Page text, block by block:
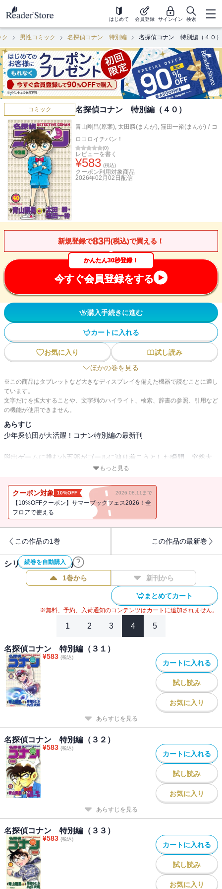
はじめて 会員登録 サインイン 検索
ク 男性コミック 名探偵コナン 特別編 名探偵コナン 特別編（４０）
コミック 名探偵コナン 特別編（４０）
青山剛昌(原案), 太田勝(まんが), 窪田一裕(まんが) / コ
ロコロイチバン！
(0)
レビューを書く
¥583 (税込)
クーポン利用対象商品
2026年02月02日 配信
新規登録で83円(税込)で買える！
かんたん30秒登録！
今すぐ会員登録をする
購入手続きに進む
カートに入れる
お気に入り
試し読み
ほかの巻を見る
※この商品はタブレットなど大きなディスプレイを備えた機器で読むことに適し
ています。
文字だけを拡大することや、文字列のハイライト、検索、辞書の参照、引用など
の機能が使用できません。
あらすじ
少年探偵団が大活躍！コナン特別編の最新刊
脱出ゲームに挑む小五郎がゴールに辿り着こうとした瞬間、突然大
爆発が！ コナンは小五郎を救えるのか！？ －－「脱出ゲームの
ストーリーを収録。
もっと見る
クーポン対象 10%OFF 2026.08.11まで
【10%OFFクーポン】サマーブックフェス2026！全
フロアで使える
この作品の1巻 この作品の最新巻
続巻を自動購入
シリーズ作品(50件)
1巻から 新刊から
まとめてカート
※無料、予約、入荷通知のコンテンツはカートに追加されません。
1 2 3 4 5
名探偵コナン 特別編（３１）
¥583 (税込)
カートに入れる
試し読み
お気に入り
あらすじを見る
名探偵コナン 特別編（３２）
¥583 (税込)
カートに入れる
試し読み
お気に入り
あらすじを見る
名探偵コナン 特別編（３３）
¥583 (税込)
カートに入れる
試し読み
お気に入り